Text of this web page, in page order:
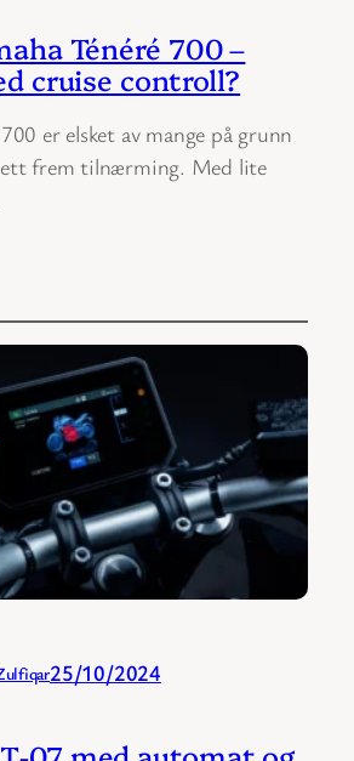
Ténéré 700 –
cruise controll?
er elsket av mange på grunn
frem tilnærming. Med lite
25/10/2024